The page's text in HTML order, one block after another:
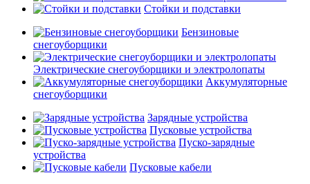
Стойки и подставки
Бензиновые
снегоуборщики
Электрические снегоуборщики и электролопаты
Аккумуляторные
снегоуборщики
Зарядные устройства
Пусковые устройства
Пуско-зарядные
устройства
Пусковые кабели